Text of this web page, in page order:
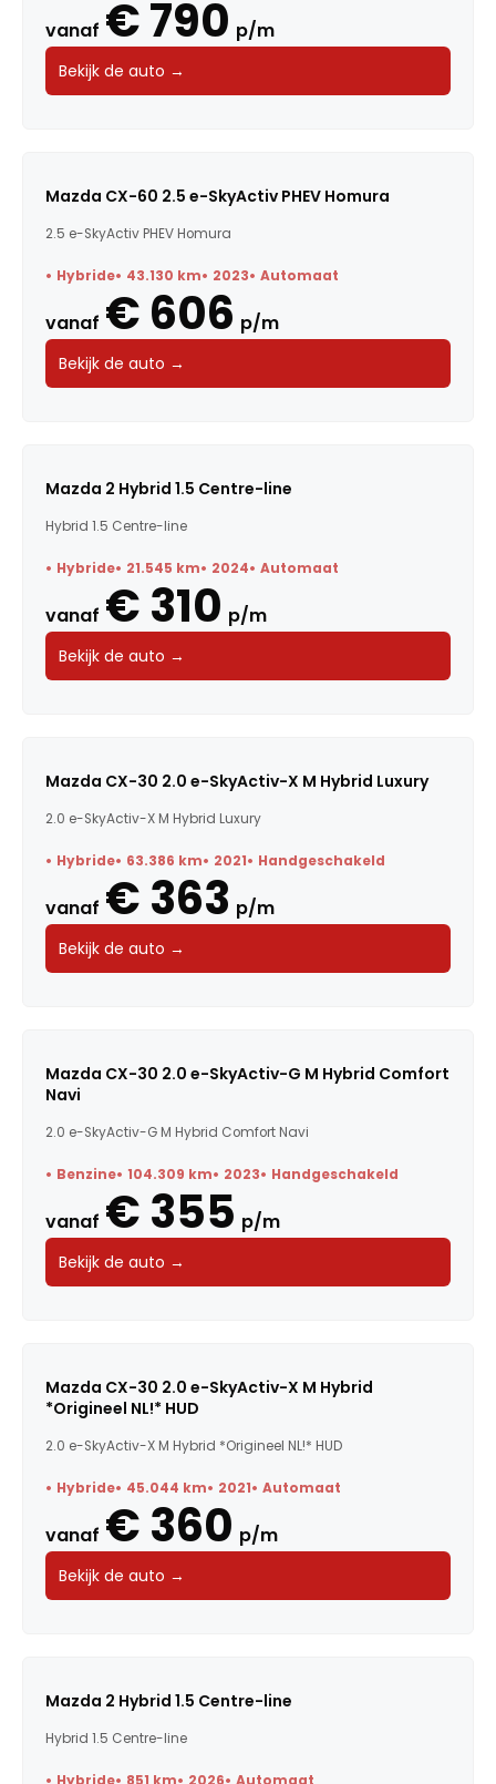
vanaf € 790 p/m
Bekijk de auto →
Mazda CX-60 2.5 e-SkyActiv PHEV Homura
2.5 e-SkyActiv PHEV Homura
Hybride 43.130 km 2023 Automaat
vanaf € 606 p/m
Bekijk de auto →
Mazda 2 Hybrid 1.5 Centre-line
Hybrid 1.5 Centre-line
Hybride 21.545 km 2024 Automaat
vanaf € 310 p/m
Bekijk de auto →
Mazda CX-30 2.0 e-SkyActiv-X M Hybrid Luxury
2.0 e-SkyActiv-X M Hybrid Luxury
Hybride 63.386 km 2021 Handgeschakeld
vanaf € 363 p/m
Bekijk de auto →
Mazda CX-30 2.0 e-SkyActiv-G M Hybrid Comfort
Navi
2.0 e-SkyActiv-G M Hybrid Comfort Navi
Benzine 104.309 km 2023 Handgeschakeld
vanaf € 355 p/m
Bekijk de auto →
Mazda CX-30 2.0 e-SkyActiv-X M Hybrid
*Origineel NL!* HUD
2.0 e-SkyActiv-X M Hybrid *Origineel NL!* HUD
Hybride 45.044 km 2021 Automaat
vanaf € 360 p/m
Bekijk de auto →
Mazda 2 Hybrid 1.5 Centre-line
Hybrid 1.5 Centre-line
Hybride 851 km 2026 Automaat